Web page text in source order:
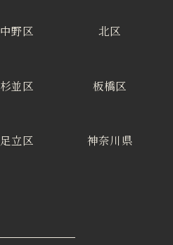
中野区 北区
杉並区 板橋区
足立区 神奈川県